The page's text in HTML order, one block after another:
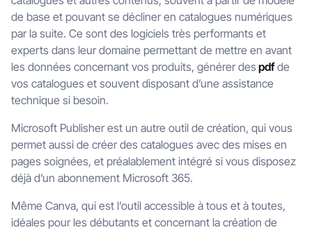
de base et pouvant se décliner en catalogues numériques
par la suite. Ce sont des logiciels très performants et
experts dans leur domaine permettant de mettre en avant
les données concernant vos produits, générer des pdfde
vos catalogues et souvent disposant d’une assistance
technique si besoin.
Microsoft Publisher est un autre outil de création, qui vous
permet aussi de créer des catalogues avec des mises en
pages soignées, et préalablement intégré si vous disposez
déjà d’un abonnement Microsoft 365.
Même Canva, qui est l’outil accessible à tous et à toutes,
idéales pour les débutants et concernant la création de